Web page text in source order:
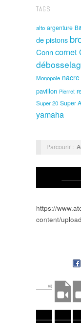
TAGS
alto argenture
de pistons
Conncornet
Monopole
pavillon Pierret
Super 20 Super
yamaha
Parcourir :
https://
content/